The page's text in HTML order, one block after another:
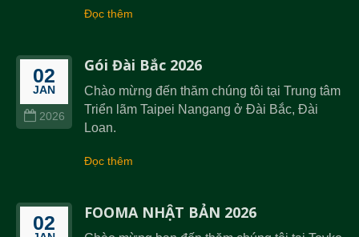
Đọc thêm
02
JAN
2026
Gói Đài Bắc 2026
Chào mừng đến thăm chúng tôi tại Trung tâm
Triển lãm Taipei Nangang ở Đài Bắc, Đài
Loan.
Đọc thêm
02 FOOMA NHẬT BẢN 2026